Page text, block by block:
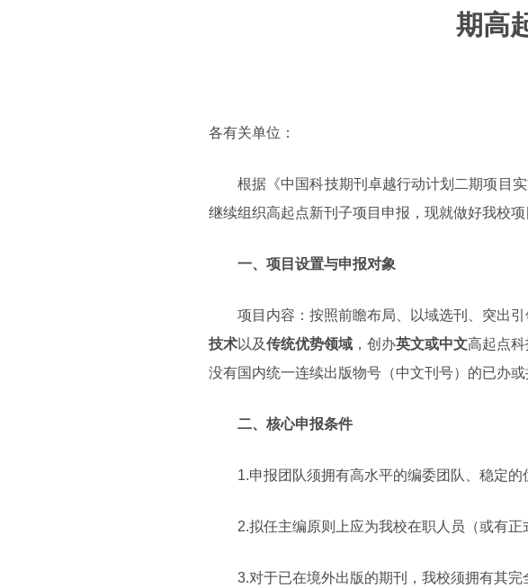
期高
各有关单位：
根据《中国科技期刊卓越行动计划二期项目
继续组织高起点新刊子项目申报，现就做好我校项
一、项目设置与申报对象
项目内容：按照前瞻布局、以域选刊、突出
技术以及传统优势领域 ，创办英文或中文高起点科
没有国内统一连续出版物号（中文刊号）的已办或
二、核心申报条件
1.申报团队须拥有高水平的编委团队、稳定的
2.拟任主编原则上应为我校在职人员（或有正
3.对于已在境外出版的期刊，我校须拥有其完